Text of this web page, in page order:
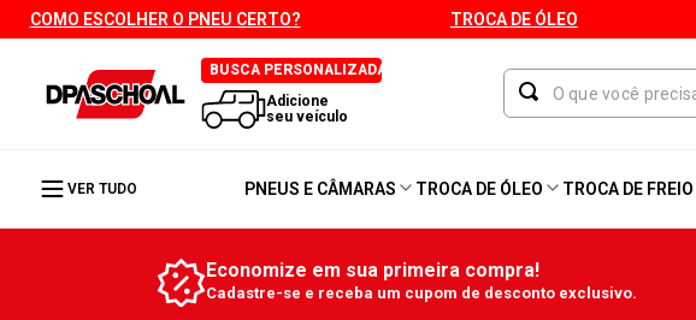
COMO ESCOLHER O PNEU CERTO? TROCA DE ÓLEO
BUSCA PERSONALIZADA
Adicione
seu veículo
VER TUDO PNEUS E CÂMARAS TROCA DE ÓLEO TROCA DE FREIO
Economize em sua primeira compra!
Cadastre-se e receba um cupom de desconto exclusivo.
1º Kit 4 Pneu
2º Bproauto